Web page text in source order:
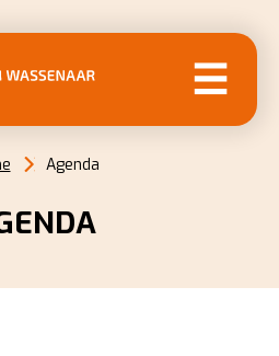
Agenda